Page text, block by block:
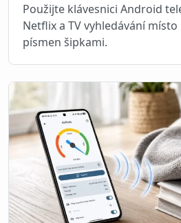
Použijte klávesnici Android
Netflix a TV vyhledávání
písmen šipkami.